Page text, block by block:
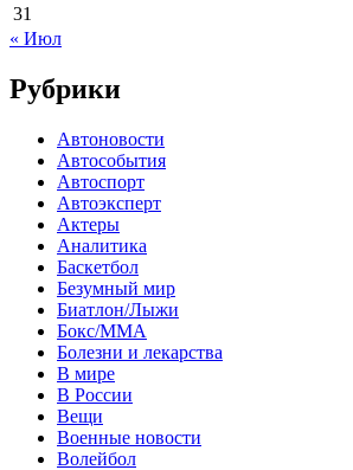
31
« Июл
Рубрики
Автоновости
Автособытия
Автоспорт
Автоэксперт
Актеры
Аналитика
Баскетбол
Безумный мир
Биатлон/Лыжи
Бокс/MMA
Болезни и лекарства
В мире
В России
Вещи
Военные новости
Волейбол